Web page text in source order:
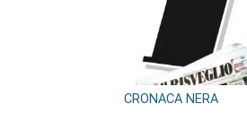
CRONACA NERA